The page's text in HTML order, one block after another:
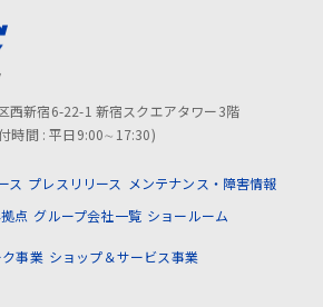
新宿6-22-1 新宿スクエアタワー3階
時間 : 平日9:00∼17:30)
ス プレスリリース メンテナンス・障害情報
点 グループ会社一覧 ショールーム
事業 ショップ＆サービス事業